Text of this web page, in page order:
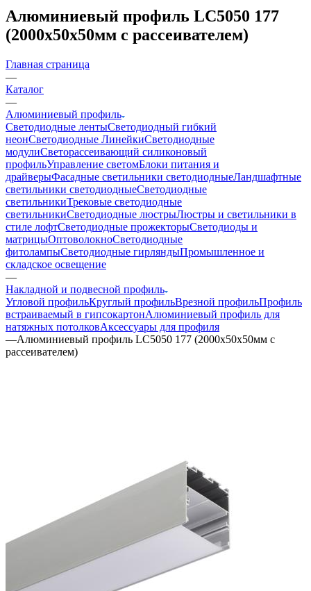
Алюминиевый профиль LC5050 177
(2000х50х50мм с рассеивателем)
Главная страница
—
Каталог
—
Алюминиевый профиль
Светодиодные лентыСветодиодный гибкий
неонСветодиодные ЛинейкиСветодиодные
модулиСветорассеивающий силиконовый
профильУправление светомБлоки питания и
драйверыФасадные светильники светодиодныеЛандшафтные
светильники светодиодныеСветодиодные
светильникиТрековые светодиодные
светильникиСветодиодные люстрыЛюстры и светильники в
стиле лофтСветодиодные прожекторыСветодиоды и
матрицыОптоволокноСветодиодные
фитолампыСветодиодные гирляндыПромышленное и
складское освещение
—
Накладной и подвесной профиль
Угловой профильКруглый профильВрезной профильПрофиль
встраиваемый в гипсокартонАлюминиевый профиль для
натяжных потолковАксессуары для профиля
—Алюминиевый профиль LC5050 177 (2000х50х50мм с
рассеивателем)